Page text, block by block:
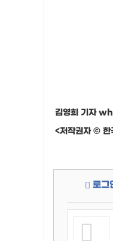
김영희 기자
<저작권자 © 한
로그